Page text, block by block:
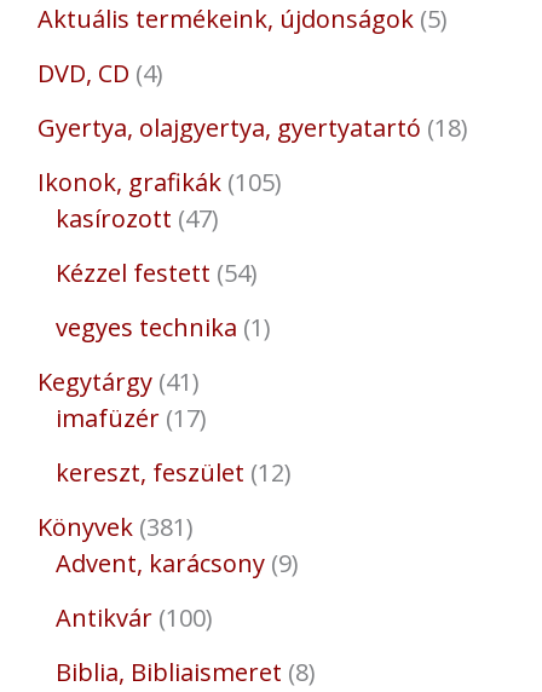
Aktuális termékeink, újdonságok 5
DVD, CD 4
Gyertya, olajgyertya, gyertyatartó 18
Ikonok, grafikák 105
kasírozott 47
Kézzel festett 54
vegyes technika 1
Kegytárgy 41
imafüzér 17
kereszt, feszület 12
Könyvek 381
Advent, karácsony 9
Antikvár 100
Biblia, Bibliaismeret 8